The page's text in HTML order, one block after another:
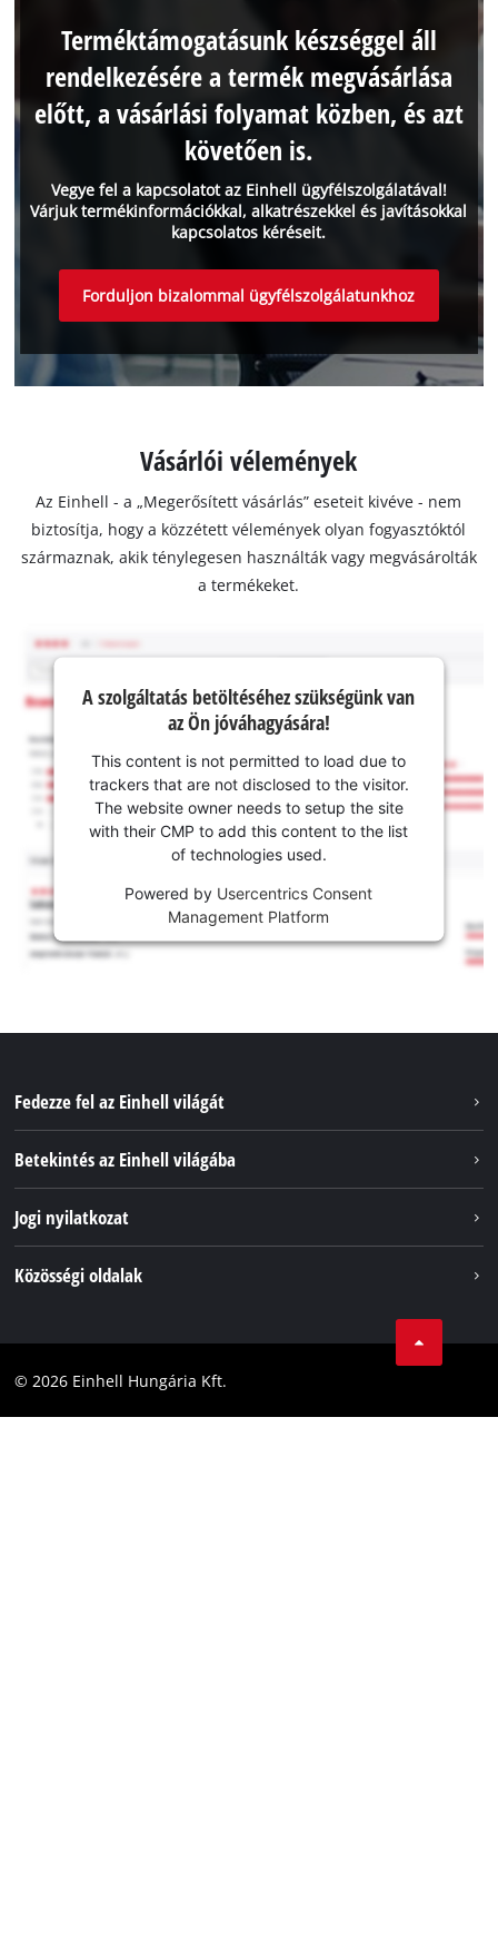
Vegye fel a kapcsolatot az Einhell ügyfélszolgálatával!
Várjuk termékinformációkkal, alkatrészekkel és javításokkal
kapcsolatos kéréseit.
Terméktámogatásunk készséggel áll
rendelkezésére a termék megvásárlása
előtt, a vásárlási folyamat közben, és azt
követően is.
Forduljon bizalommal ügyfélszolgálatunkhoz
Vásárlói vélemények
Az Einhell - a „Megerősített vásárlás” eseteit kivéve - nem
biztosítja, hogy a közzétett vélemények olyan fogyasztóktól
származnak, akik ténylegesen használták vagy megvásárolták
a termékeket.
A szolgáltatás betöltéséhez szükségünk van
az Ön jóváhagyására!
This content is not permitted to load due to
trackers that are not disclosed to the visitor.
The website owner needs to setup the site
with their CMP to add this content to the list
of technologies used.
Powered by Usercentrics Consent
Management Platform
Fedezze fel az Einhell világát
Betekintés az Einhell világába
Az Einhell világszerte
Jogi nyilatkozat
Akadálymentesítési Nyilatkozat
Közösségi oldalak
Facebook
© 2026 Einhell Hungária Kft.